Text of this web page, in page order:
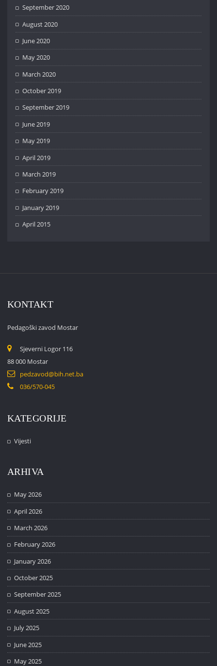
September 2020
August 2020
June 2020
May 2020
March 2020
October 2019
September 2019
June 2019
May 2019
April 2019
March 2019
February 2019
January 2019
April 2015
KONTAKT
Pedagoški zavod Mostar
Sjeverni Logor 116
88 000 Mostar
pedzavod@bih.net.ba
036/570-045
KATEGORIJE
Vijesti
ARHIVA
May 2026
April 2026
March 2026
February 2026
January 2026
October 2025
September 2025
August 2025
July 2025
June 2025
May 2025